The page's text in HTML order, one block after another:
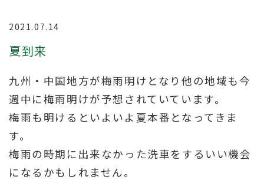
2021.07.14
夏到来
九州・中国地方が梅雨明けとなり他の地域も今
週中に梅雨明けが予想されていています。
梅雨も明けるといよいよ夏本番となってきま
す。
梅雨の時期に出来なかった洗車をするいい機会
になるかもしれません。